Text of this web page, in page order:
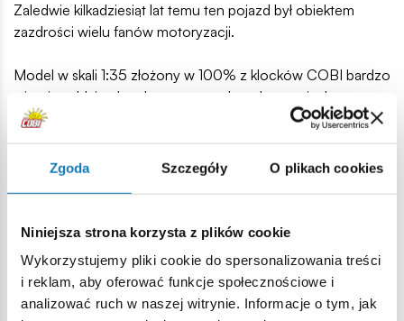
Zgoda Szczegóły O plikach cookies
Niniejsza strona korzysta z plików cookie
Wykorzystujemy pliki cookie do spersonalizowania treści
i reklam, aby oferować funkcje społecznościowe i
analizować ruch w naszej witrynie. Informacje o tym, jak
Zaledwie kilkadziesiąt lat temu ten pojazd był obiektem
zazdrości wielu fanów motoryzacji.
Model w skali 1:35 złożony w 100% z klocków COBI bardzo
wiernie oddaje charakterystyczne kształty oryginalnego
FSO 125p w wersji 1,5 ME. Dzięki 106 elementom możliwe
są drobne modyfikacje i przeróbki pojazdu. W modelu tym
zrezygnowaliśmy z naklejek. Zostały one zastąpione
opony idealnie nadają się do poruszania modelem w trakcie
Samochód z klocków konstrukcyjnych COBI to nie tylko
zabawka, ale również historyczny model idealny do
kolekcjonowania!